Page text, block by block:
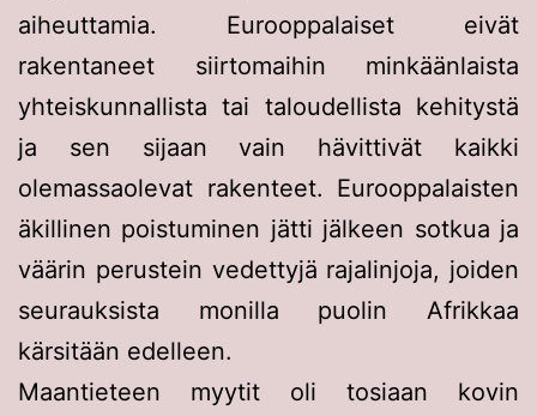
aiheuttamia. Eurooppalaiset eivät
rakentaneet siirtomaihin minkäänlaista
yhteiskunnallista tai taloudellista kehitystä
ja sen sijaan vain hävittivät kaikki
olemassaolevat rakenteet. Eurooppalaisten
äkillinen poistuminen jätti jälkeen sotkua ja
väärin perustein vedettyjä rajalinjoja, joiden
seurauksista monilla puolin Afrikkaa
kärsitään edelleen.
Maantieteen myytit oli tosiaan kovin